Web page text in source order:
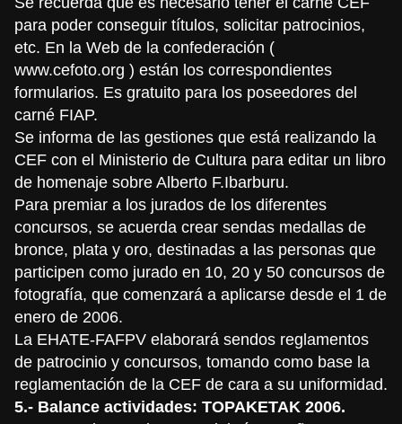
para poder conseguir títulos, solicitar patrocinios,
etc. En la Web de la confederación (
www.cefoto.org ) están los correspondientes
formularios. Es gratuito para los poseedores del
carné FIAP.
Se informa de las gestiones que está realizando la
CEF con el Ministerio de Cultura para editar un libro
de homenaje sobre Alberto F.Ibarburu.
Para premiar a los jurados de los diferentes
concursos, se acuerda crear sendas medallas de
bronce, plata y oro, destinadas a las personas que
participen como jurado en 10, 20 y 50 concursos de
fotografía, que comenzará a aplicarse desde el 1 de
enero de 2006.
La EHATE-FAFPV elaborará sendos reglamentos
de patrocinio y concursos, tomando como base la
reglamentación de la CEF de cara a su uniformidad.
5.- Balance actividades: TOPAKETAK 2006.